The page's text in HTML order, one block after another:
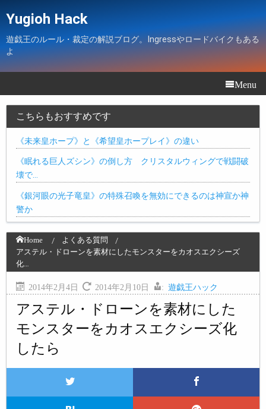
Yugioh Hack
遊戯王のルール・裁定の解説ブログ。Ingressやロードバイクもある
よ
Menu
こちらもおすすめです
《未来皇ホープ》と《希望皇ホープレイ》の違い
《眠れる巨人ズシン》の倒し方 クリスタルウィングで戦闘破
壊で…
《銀河眼の光子竜皇》の特殊召喚を無効にできるのは神宣か神
警か
Home
よくある質問
アステル・ドローンを素材にしたモンスターをカオスエクシーズ
化…
2014年2月4日 2014年2月10日 : 遊戯王ハック
アステル・ドローンを素材にした
モンスターをカオスエクシーズ化
したら